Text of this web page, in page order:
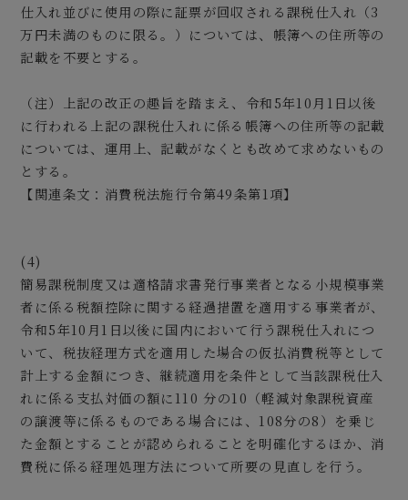
仕入れ並びに使用の際に証票が回収される課税仕入れ（3
万円未満のものに限る。）については、帳簿への住所等の
記載を不要とする。
（注）上記の改正の趣旨を踏まえ、令和5年10月1日以後
に行われる上記の課税仕入れに係る帳簿への住所等の記載
については、運用上、記載がなくとも改めて求めないもの
とする。
【関連条文：消費税法施行令第49条第1項】
(4)
簡易課税制度又は適格請求書発行事業者となる小規模事業
者に係る税額控除に関する経過措置を適用する事業者が、
令和5年10月1日以後に国内において行う課税仕入れにつ
いて、税抜経理方式を適用した場合の仮払消費税等として
計上する金額につき、継続適用を条件として当該課税仕入
れに係る支払対価の額に110 分の10（軽減対象課税資産
の譲渡等に係るものである場合には、108分の8）を乗じ
た金額とすることが認められることを明確化するほか、消
費税に係る経理処理方法について所要の見直しを行う。